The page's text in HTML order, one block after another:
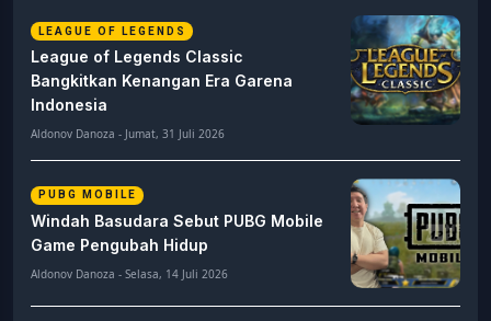
LEAGUE OF LEGENDS
League of Legends Classic
Bangkitkan Kenangan Era Garena
Indonesia
Aldonov Danoza - Jumat, 31 Juli 2026
PUBG MOBILE
Windah Basudara Sebut PUBG Mobile
Game Pengubah Hidup
Aldonov Danoza - Selasa, 14 Juli 2026